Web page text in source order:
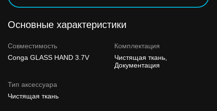
Основные характеристики
Совместимость
Conga GLASS HAND 3.7V
Комплектация
Чистящая ткань,
Документация
Тип аксессуара
Чистящая ткань